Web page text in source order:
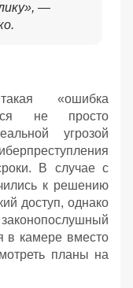
—
«ошибка
не просто
угрозой
В случае с
к решению
доступ, однако
в камере вместо
планы на